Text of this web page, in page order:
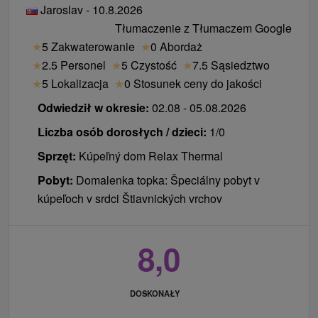
przebywający w DU Alžbeta i Matej Bel zgłaszają
się w recepcji głównej w Kursalon.
Wymeldowanie: 10:00 (jeśli pobyt kończy się
śniadaniem), 13:00 (jeśli pobyt kończy się
obiadem).
weekend. Lekarz umówi je dla Ciebie po wstępnym
badaniu w poniedziałek.
Jakie zabiegi otrzymasz w weekend?
Pielęgniarka umówi inne zabiegi z Twojego pakietu,
które nie wymagają zlecenia lekarskiego, na sobotę i
niedzielę (np. grota solna, okład borowinowy itp.).
Jaroslav - 10.8.2026
Tłumaczenie z Tłumaczem Google
★5 Zakwaterowanie ★0 Abordaż
★2.5 Personel ★5 Czystość ★7.5 Sąsiedztwo
★5 Lokalizacja ★0 Stosunek ceny do jakości
Odwiedził w okresie: 02.08 - 05.08.2026
Liczba osób dorosłych / dzieci: 1/0
Sprzęt: Kúpeľný dom Relax Thermal
Pobyt: Domalenka topka: Špeciálny pobyt v
kúpeľoch v srdci Štiavnických vrchov
8,0
DOSKONAŁY